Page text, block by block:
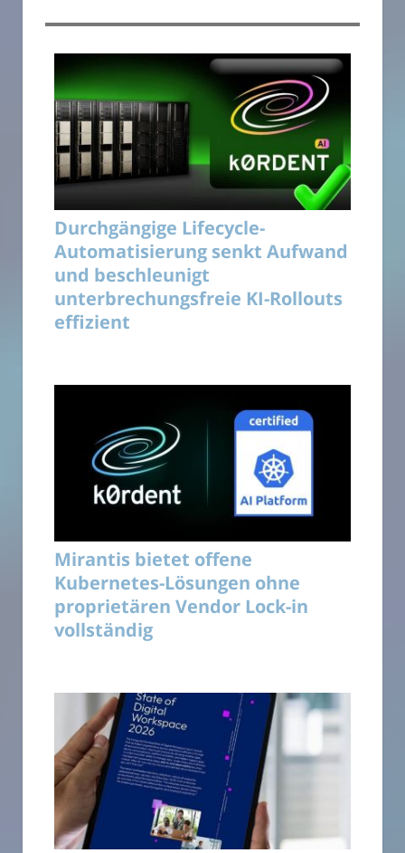
Durchgängige Lifecycle-
Automatisierung senkt Aufwand
und beschleunigt
unterbrechungsfreie KI-Rollouts
effizient
Mirantis bietet offene
Kubernetes-Lösungen ohne
proprietären Vendor Lock-in
vollständig